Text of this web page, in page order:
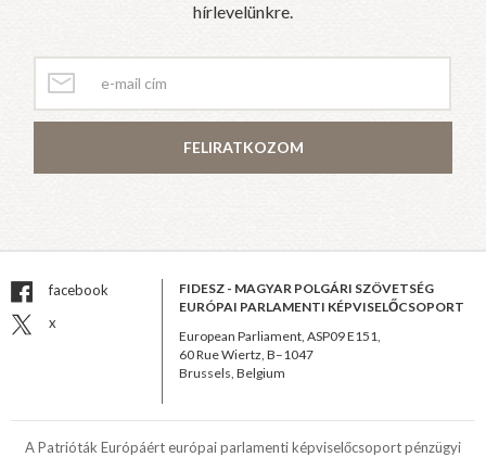
hírlevelünkre.
FELIRATKOZOM
facebook
x
FIDESZ - MAGYAR POLGÁRI SZÖVETSÉG
EURÓPAI PARLAMENTI KÉPVISELŐCSOPORT
European Parliament, ASP09 E151,
60 Rue Wiertz, B–1047
Brussels, Belgium
A Patrióták Európáért európai parlamenti képviselőcsoport pénzügyi